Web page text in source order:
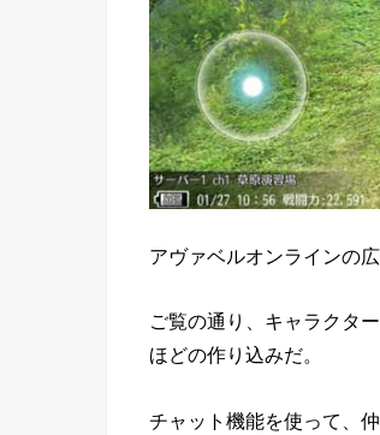
アヴァベルオンラインの
ご覧の通り、キャラクタ
ほどの作り込みだ。
チャット機能を使って、